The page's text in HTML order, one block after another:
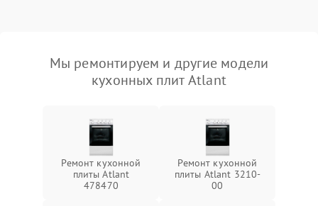
Мы ремонтируем и другие модели
кухонных плит Atlant
Ремонт кухонной
плиты Atlant
478470
Ремонт кухонной
плиты Atlant 3210-
00